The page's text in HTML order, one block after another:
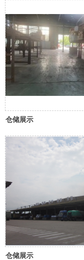
仓储展示
仓储展示